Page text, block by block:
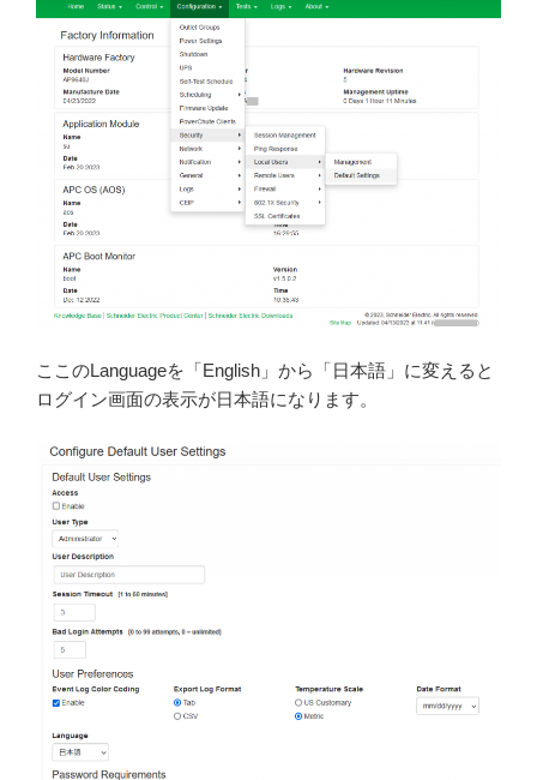
ここのLanguageを「English」から「日本語」に変えると
ログイン画面の表示が日本語になります。